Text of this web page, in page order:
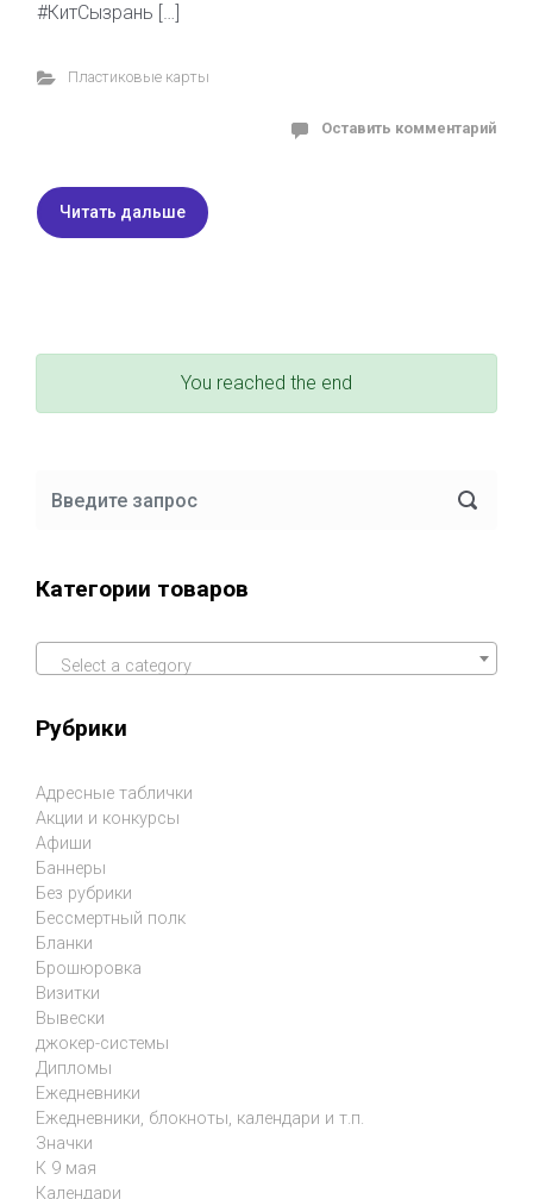
#КитСызрань […]
Пластиковые карты
Оставить комментарий
Читать дальше
You reached the end
Категории товаров
Select a category
Рубрики
Адресные таблички
Акции и конкурсы
Афиши
Баннеры
Без рубрики
Бессмертный полк
Бланки
Брошюровка
Визитки
Вывески
джокер-системы
Дипломы
Ежедневники
Ежедневники, блокноты, календари и т.п.
Значки
К 9 мая
Календари